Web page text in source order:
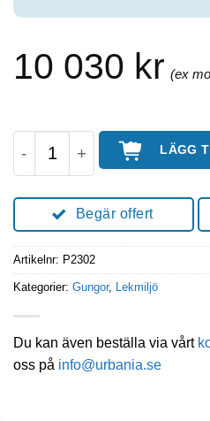
10 030 kr
Vippgunga vågig mängd
LÄGG
Begär offert
Artikelnr: P2302
Kategorier: Gungor, Lekmiljö
Du kan även beställa via vårt
oss på info@urbania.se